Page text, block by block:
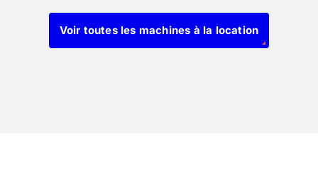
Voir toutes les machines à la location